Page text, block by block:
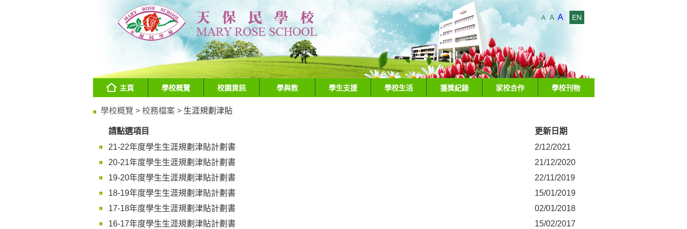
A A A EN
主頁 學校概覽 校園資訊 學與教 學生支援 學校生活 獲獎紀錄 家校合作 學校刊物
學校概覽 > 校務檔案 > 生涯規劃津貼
請點選項目
更新日期
21-22年度學生生涯規劃津貼計劃書
2/12/2021
20-21年度學生生涯規劃津貼計劃書
21/12/2020
19-20年度學生生涯規劃津貼計劃書
22/11/2019
18-19年度學生生涯規劃津貼計劃書
15/01/2019
17-18年度學生生涯規劃津貼計劃書
02/01/2018
16-17年度學生生涯規劃津貼計劃書
15/02/2017